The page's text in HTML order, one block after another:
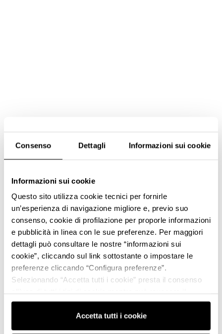
Consenso Dettagli Informazioni sui cookie
Informazioni sui cookie
Questo sito utilizza cookie tecnici per fornirle
un’esperienza di navigazione migliore e, previo suo
consenso, cookie di profilazione per proporle informazioni
e pubblicità in linea con le sue preferenze. Per maggiori
dettagli può consultare le nostre “informazioni sui
cookie”, cliccando sul link sottostante o impostare le
preferenze cliccando “Configura preferenze”.
Selezionando “Accetta tutti i cookie” presta il consenso
consenso cliccando su “Usa solo i cookie necessari” e
saranno attivati i soli cookie tecnici necessari al corretto
funzionamento del sito.
Accetta tutti i cookie